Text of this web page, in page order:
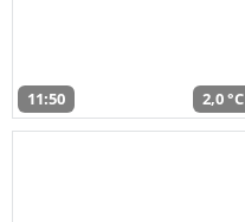
11:50 2,0 °C